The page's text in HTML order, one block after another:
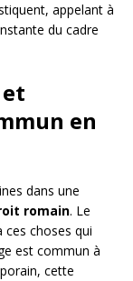
appelant à
du cadre
en
dans une
romain. Le
ces choses qui
est commun à
cette